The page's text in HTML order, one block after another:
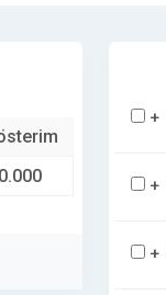
+
+
+